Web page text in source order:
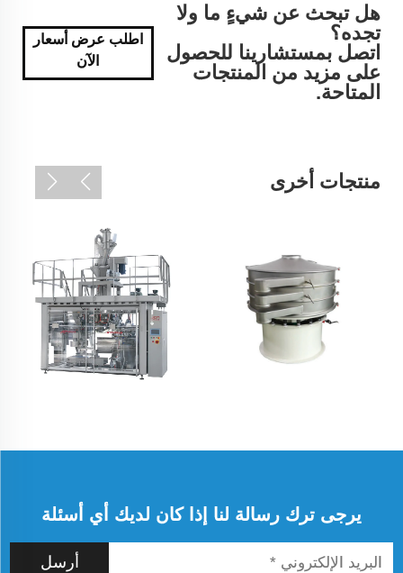
هل تبحث عن شيءٍ ما ولا
تجده؟
اتصل بمستشارينا للحصول
على مزيد من المنتجات
المتاحة.
اطلب عرض أسعار
الآن
منتجات أخرى
يرجى ترك رسالة لنا إذا كان لديك أي أسئلة
أرسل